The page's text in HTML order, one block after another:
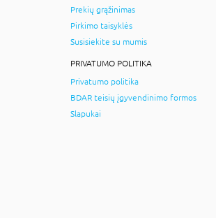
Prekių grąžinimas
Pirkimo taisyklės
Susisiekite su mumis
PRIVATUMO POLITIKA
Privatumo politika
BDAR teisių įgyvendinimo formos
Slapukai